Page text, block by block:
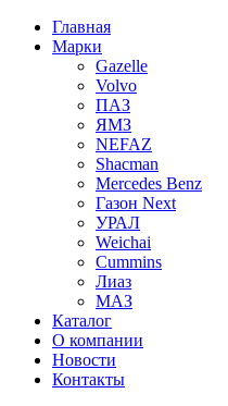
Главная
Марки
Gazelle
Volvo
ПАЗ
ЯМЗ
NEFAZ
Shacman
Mercedes Benz
Газон Next
УРАЛ
Weichai
Cummins
Лиаз
МАЗ
Каталог
О компании
Новости
Контакты